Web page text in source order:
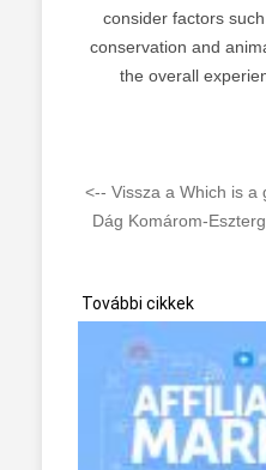
consider factors
conservation and
the overall
<-- Vissza a Which is a
Dág Komárom-
További cikkek